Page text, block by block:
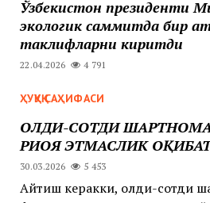
Ўзбекистон президенти
экологик саммитда бир
таклифларни киритди
22.04.2026 4 791
ҲУҚУҚ САҲИФАСИ
ОЛДИ-СОТДИ
РИОЯ ЭТМАСЛИК
30.03.2026 5 453
Айтиш керакки, олди-сотди